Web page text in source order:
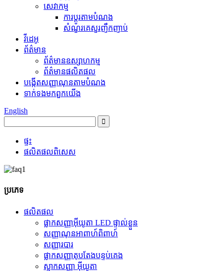
សេវាកម្ម
ការប្ដូរតាមបំណង
សំណួរគេសួរញឹកញាប់
វីដេអូ
ព័ត៌មាន
ព័ត៌មានឧស្សាហកម្ម
ព័ត៌មានផលិតផល
បង្កើតសញ្ញាណុនតាមបំណង
ទាក់ទង​មក​ពួក​យើង
English
ផ្ទះ
ផលិតផល​ពិសេស
ប្រភេទ
ផលិតផល
ផ្លាកសញ្ញាអ៊ីយូតា LED ផ្ទាល់ខ្លួន
សញ្ញាណុនអាពាហ៍ពិពាហ៍
សញ្ញារបារ
ផ្លាកសញ្ញាតុបតែងបន្ទប់គេង
ស្លាកសញ្ញា អ៊ីយូតា